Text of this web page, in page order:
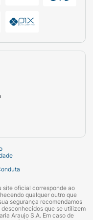
site oficial corresponde ao
qualquer outro que
segurança recomendamos
que se utilizem
Araujo S.A. Em caso de